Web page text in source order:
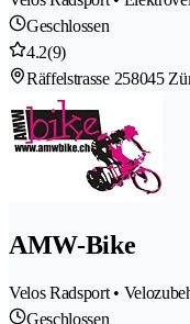
Geschlossen
4.2(9)
Räffelstrasse 258045
AMW-Bike
Velos Radsport •
Geschlossen